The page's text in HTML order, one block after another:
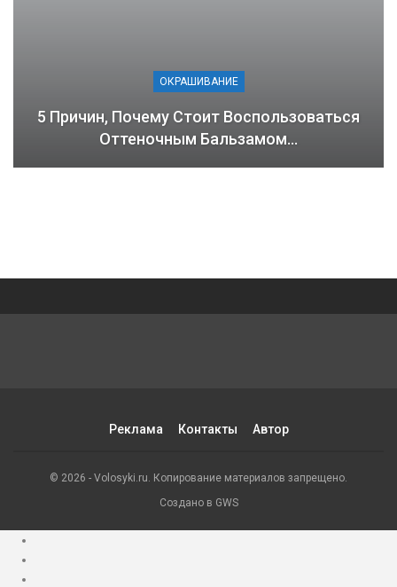
ОКРАШИВАНИЕ
5 Причин, Почему Стоит Воспользоваться
Оттеночным Бальзамом…
Реклама Контакты Автор
© 2026 - Volosyki.ru. Копирование материалов запрещено.
Создано в GWS